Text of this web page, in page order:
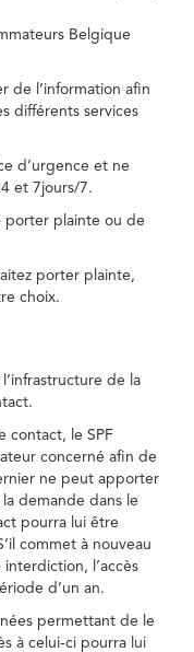
Belgique
de l’information afin
différents services
d’urgence et ne
et 7jours/7.
porter plainte ou de
porter plainte,
choix.
de la
contact, le SPF
concerné afin de
ne peut apporter
demande dans le
pourra lui être
commet à nouveau
l’accès
d’un an.
permettant de le
à celui-ci pourra lui